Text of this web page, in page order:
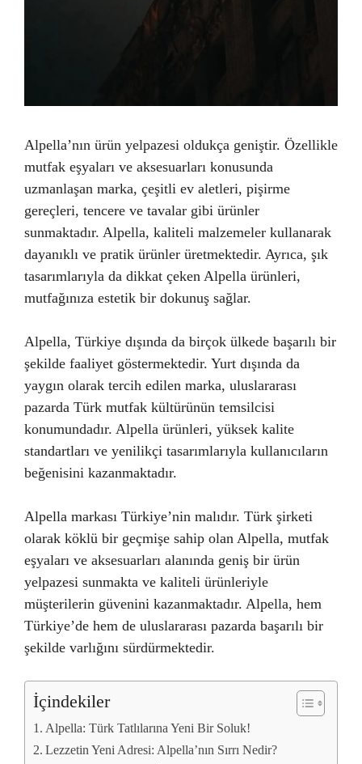
Alpella’nın ürün yelpazesi oldukça geniştir. Özellikle
mutfak eşyaları ve aksesuarları konusunda
uzmanlaşan marka, çeşitli ev aletleri, pişirme
gereçleri, tencere ve tavalar gibi ürünler
sunmaktadır. Alpella, kaliteli malzemeler kullanarak
dayanıklı ve pratik ürünler üretmektedir. Ayrıca, şık
tasarımlarıyla da dikkat çeken Alpella ürünleri,
mutfağınıza estetik bir dokunuş sağlar.
Alpella, Türkiye dışında da birçok ülkede başarılı bir
şekilde faaliyet göstermektedir. Yurt dışında da
yaygın olarak tercih edilen marka, uluslararası
pazarda Türk mutfak kültürünün temsilcisi
konumundadır. Alpella ürünleri, yüksek kalite
standartları ve yenilikçi tasarımlarıyla kullanıcıların
beğenisini kazanmaktadır.
Alpella markası Türkiye’nin malıdır. Türk şirketi
olarak köklü bir geçmişe sahip olan Alpella, mutfak
eşyaları ve aksesuarları alanında geniş bir ürün
yelpazesi sunmakta ve kaliteli ürünleriyle
müşterilerin güvenini kazanmaktadır. Alpella, hem
Türkiye’de hem de uluslararası pazarda başarılı bir
şekilde varlığını sürdürmektedir.
İçindekiler
Alpella: Türk Tatlılarına Yeni Bir Soluk!
Lezzetin Yeni Adresi: Alpella’nın Sırrı Nedir?